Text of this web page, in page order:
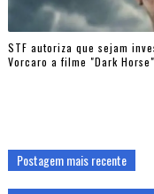
STF autoriza que sejam
Vorcaro a filme "Dark
Postagem mais recente